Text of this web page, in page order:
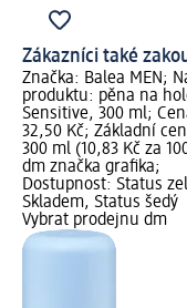
Zákazníci také
Značka: Balea MEN;
produktu: pěna na
Sensitive, 300 ml;
32,50 Kč; Základní
300 ml (10,83 Kč za
dm značka grafika;
Dostupnost: Status
Skladem, Status šedý
Vybrat prodejnu dm